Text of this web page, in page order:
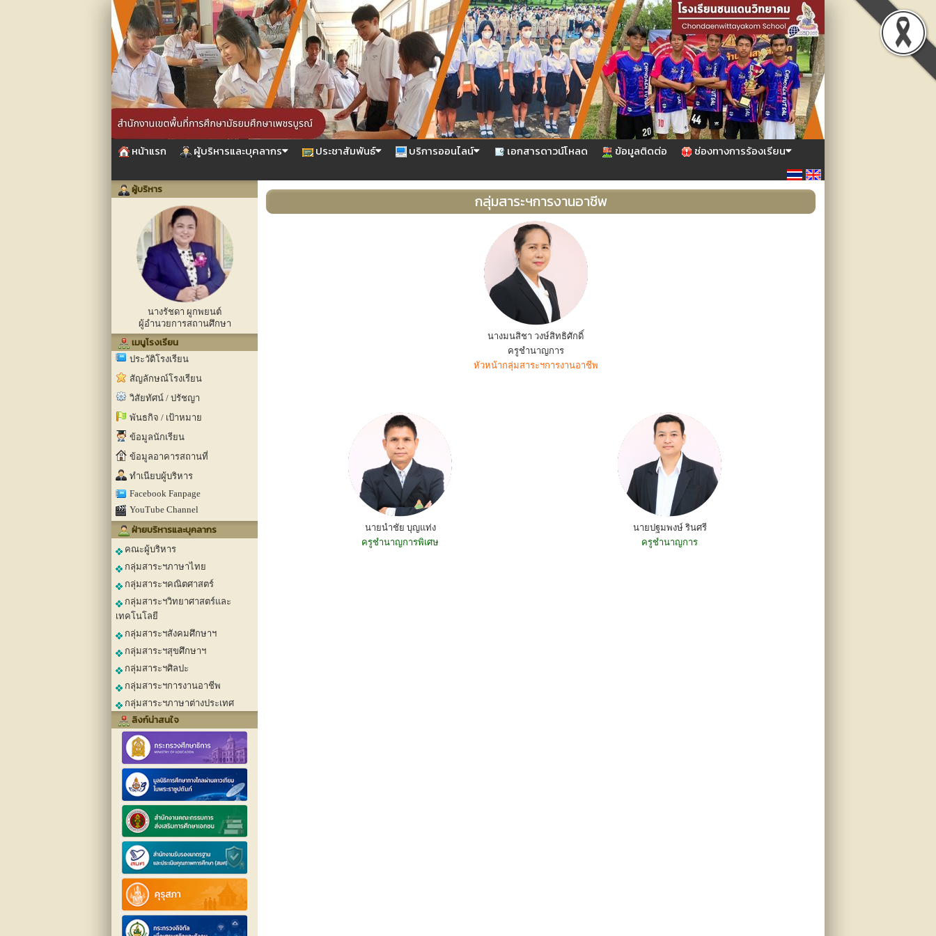
หน้าแรก ผู้บริหารและบุคลากร ประชาสัมพันธ์ บริการออนไลน์ เอกสารดาวน์โหลด ข้อมูลติดต่อ ช่องทางการร้องเรียน
ผู้บริหาร
นางรัชดา ผูกพยนต์
ผู้อำนวยการสถานศึกษา
เมนูโรงเรียน
ประวัติโรงเรียน
สัญลักษณ์โรงเรียน
วิสัยทัศน์ / ปรัชญา
พันธกิจ / เป้าหมาย
ข้อมูลนักเรียน
ข้อมูลอาคารสถานที่
ทำเนียบผู้บริหาร
Facebook Fanpage
YouTube Channel
ฝ่ายบริหารและบุคลากร
คณะผู้บริหาร
กลุ่มสาระฯภาษาไทย
กลุ่มสาระฯคณิตศาสตร์
กลุ่มสาระฯวิทยาศาสตร์และ
เทคโนโลยี
กลุ่มสาระฯสังคมศึกษาฯ
กลุ่มสาระฯสุขศึกษาฯ
กลุ่มสาระฯศิลปะ
กลุ่มสาระฯการงานอาชีพ
กลุ่มสาระฯภาษาต่างประเทศ
ลิงก์น่าสนใจ
กลุ่มสาระฯการงานอาชีพ
นางมนสิชา วงษ์สิทธิศักดิ์
ครูชำนาญการ
หัวหน้ากลุ่มสาระฯการงานอาชีพ
นายนำชัย บุญแท่ง
ครูชำนาญการพิเศษ
นายปฐมพงษ์ รินศรี
ครูชำนาญการ